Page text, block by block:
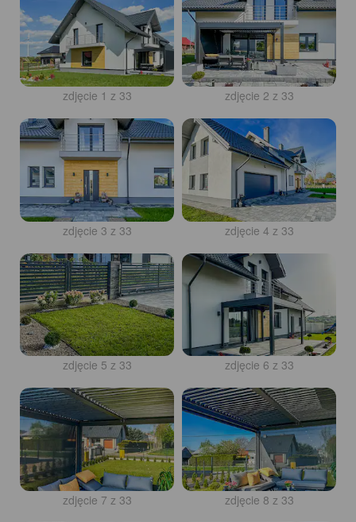
zdjęcie 1 z 33 zdjęcie 2 z 33
zdjęcie 3 z 33 zdjęcie 4 z 33
zdjęcie 5 z 33 zdjęcie 6 z 33
zdjęcie 7 z 33 zdjęcie 8 z 33